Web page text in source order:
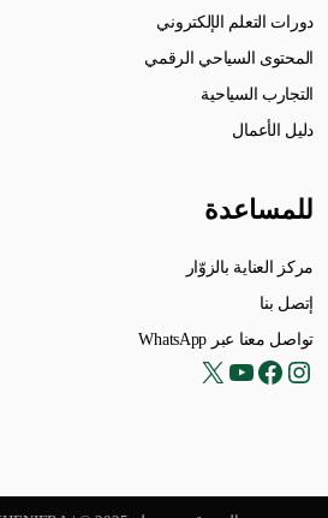
دورات التعلم الإلكتروني
المحتوى السياحي الرقمي
التجارب السياحية
دليل الأعمال
للمساعدة
مركز العناية بالزوّار
إتصل بنا
تواصل معنا عبر WhatsApp